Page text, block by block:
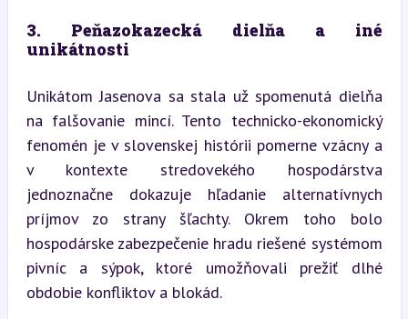
3. Peňazokazecká dielňa a iné
unikátnosti
Unikátom Jasenova sa stala už spomenutá dielňa
na falšovanie mincí. Tento technicko-ekonomický
fenomén je v slovenskej histórii pomerne vzácny a
v kontexte stredovekého hospodárstva
jednoznačne dokazuje hľadanie alternatívnych
príjmov zo strany šľachty. Okrem toho bolo
hospodárske zabezpečenie hradu riešené systémom
pivníc a sýpok, ktoré umožňovali prežiť dlhé
obdobie konfliktov a blokád.